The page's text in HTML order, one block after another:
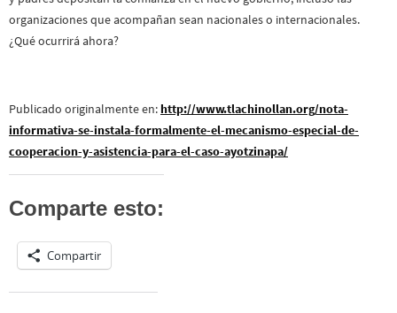
organizaciones que acompañan sean nacionales o internacionales.
¿Qué ocurrirá ahora?
Publicado originalmente en: http://www.tlachinollan.org/nota-
informativa-se-instala-formalmente-el-mecanismo-especial-de-
cooperacion-y-asistencia-para-el-caso-ayotzinapa/
Comparte esto:
Compartir